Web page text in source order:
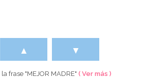
▲ ▼
frase "MEJOR MADRE"( Ver más )